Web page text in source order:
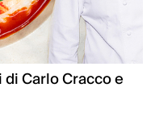
Carlo Cracco e